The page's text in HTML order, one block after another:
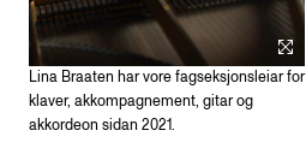
Lina Braaten har vore fagseksjonsleiar for
klaver, akkompagnement, gitar og
akkordeon sidan 2021.